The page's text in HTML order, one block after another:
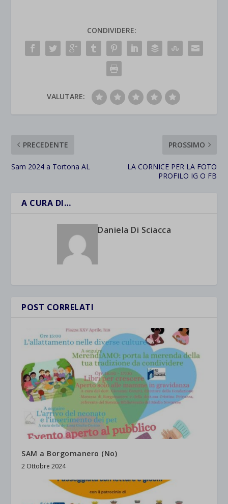
CONDIVIDERE:
VALUTARE:
PRECEDENTE
Sam 2024 a Tortona AL
PROSSIMO
LA CORNICE PER LA FOTO
PROFILO IG O FB
A CURA DI…
Daniela Di Sciacca
POST CORRELATI
SAM a Borgomanero (No)
2 Ottobre 2024